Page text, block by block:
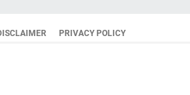
PRIVACY POLICY